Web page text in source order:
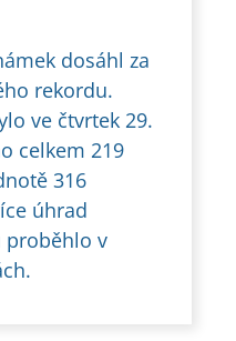
dosáhl za
rekordu.
ve čtvrtek 29.
celkem 219
316
úhrad
proběhlo v